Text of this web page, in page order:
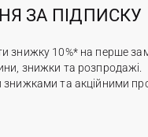
ЗА ПІДПИСКУ
знижку 10%* на перше
знижки та розпродажі.
та акційними